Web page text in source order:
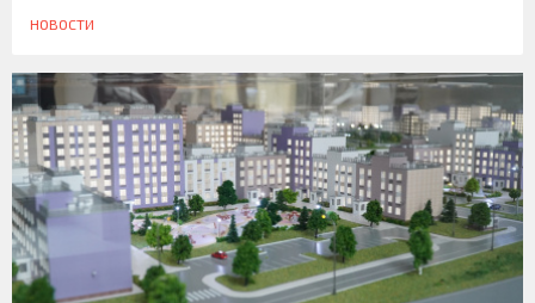
НОВОСТИ